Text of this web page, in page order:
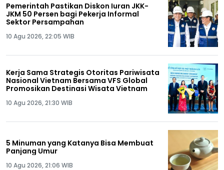
Pemerintah Pastikan Diskon Iuran JKK-
JKM 50 Persen bagi Pekerja Informal
Sektor Persampahan
10 Agu 2026, 22:05 WIB
Kerja Sama Strategis Otoritas Pariwisata
Nasional Vietnam Bersama VFS Global
Promosikan Destinasi Wisata Vietnam
10 Agu 2026, 21:30 WIB
5 Minuman yang Katanya Bisa Membuat
Panjang Umur
10 Agu 2026, 21:06 WIB